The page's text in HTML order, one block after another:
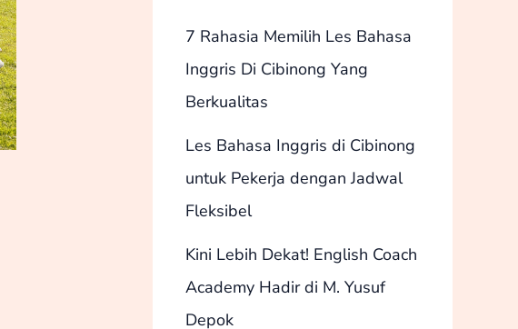
7 Rahasia Memilih Les Bahasa
Inggris Di Cibinong Yang
Berkualitas
Les Bahasa Inggris di Cibinong
untuk Pekerja dengan Jadwal
Fleksibel
Kini Lebih Dekat! English Coach
Academy Hadir di M. Yusuf
Depok